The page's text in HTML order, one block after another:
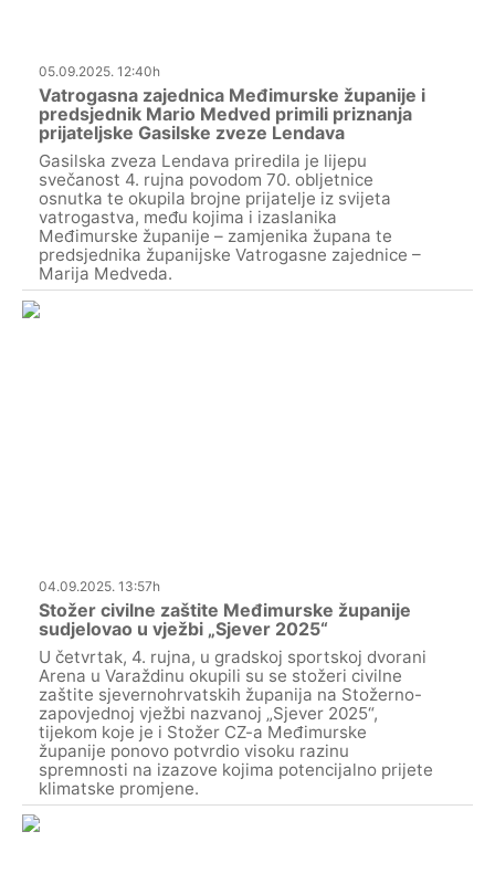
05.09.2025. 12:40h
Vatrogasna zajednica Međimurske županije i
predsjednik Mario Medved primili priznanja
prijateljske Gasilske zveze Lendava
Gasilska zveza Lendava priredila je lijepu
svečanost 4. rujna povodom 70. obljetnice
osnutka te okupila brojne prijatelje iz svijeta
vatrogastva, među kojima i izaslanika
Međimurske županije – zamjenika župana te
predsjednika županijske Vatrogasne zajednice –
Marija Medveda.
04.09.2025. 13:57h
Stožer civilne zaštite Međimurske županije
sudjelovao u vježbi „Sjever 2025“
U četvrtak, 4. rujna, u gradskoj sportskoj dvorani
Arena u Varaždinu okupili su se stožeri civilne
zaštite sjevernohrvatskih županija na Stožerno-
zapovjednoj vježbi nazvanoj „Sjever 2025“,
tijekom koje je i Stožer CZ-a Međimurske
županije ponovo potvrdio visoku razinu
spremnosti na izazove kojima potencijalno prijete
klimatske promjene.